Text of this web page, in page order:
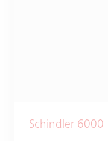
Schindler 6000